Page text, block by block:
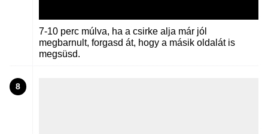
7-10 perc múlva, ha a csirke alja már jól
megbarnult, forgasd át, hogy a másik oldalát is
megsüsd.
8